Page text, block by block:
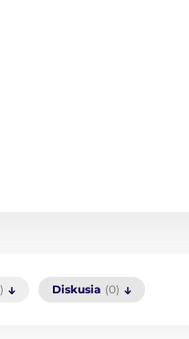
Diskusia (0)